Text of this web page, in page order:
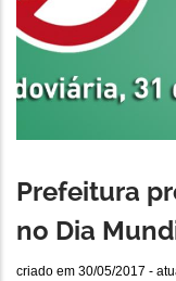
Prefeitura
no Dia
criado em 30/05/2017 -